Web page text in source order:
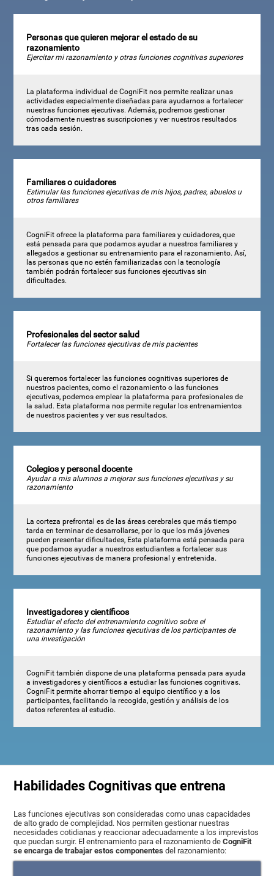
Personas que quieren mejorar el estado de su
razonamiento
Ejercitar mi razonamiento y otras funciones cognitivas superiores
La plataforma individual de CogniFit nos permite realizar unas
actividades especialmente diseñadas para ayudarnos a fortalecer
nuestras funciones ejecutivas. Además, podremos gestionar
cómodamente nuestras suscripciones y ver nuestros resultados
tras cada sesión.
Familiares o cuidadores
Estimular las funciones ejecutivas de mis hijos, padres, abuelos u
otros familiares
CogniFit ofrece la plataforma para familiares y cuidadores, que
está pensada para que podamos ayudar a nuestros familiares y
allegados a gestionar su entrenamiento para el razonamiento. Así,
las personas que no estén familiarizadas con la tecnología
también podrán fortalecer sus funciones ejecutivas sin
dificultades.
Profesionales del sector salud
Fortalecer las funciones ejecutivas de mis pacientes
Si queremos fortalecer las funciones cognitivas superiores de
nuestros pacientes, como el razonamiento o las funciones
ejecutivas, podemos emplear la plataforma para profesionales de
la salud. Esta plataforma nos permite regular los entrenamientos
de nuestros pacientes y ver sus resultados.
Colegios y personal docente
Ayudar a mis alumnos a mejorar sus funciones ejecutivas y su
razonamiento
La corteza prefrontal es de las áreas cerebrales que más tiempo
tarda en terminar de desarrollarse, por lo que los más jóvenes
pueden presentar dificultades, Esta plataforma está pensada para
que podamos ayudar a nuestros estudiantes a fortalecer sus
funciones ejecutivas de manera profesional y entretenida.
Investigadores y científicos
Estudiar el efecto del entrenamiento cognitivo sobre el
razonamiento y las funciones ejecutivas de los participantes de
una investigación
CogniFit también dispone de una plataforma pensada para ayuda
a investigadores y científicos a estudiar las funciones cognitivas.
CogniFit permite ahorrar tiempo al equipo científico y a los
participantes, facilitando la recogida, gestión y análisis de los
datos referentes al estudio.
Habilidades Cognitivas que entrena
Las funciones ejecutivas son consideradas como unas capacidades
de alto grado de complejidad. Nos permiten gestionar nuestras
necesidades cotidianas y reaccionar adecuadamente a los imprevistos
que puedan surgir. El entrenamiento para el razonamiento deCogniFit
se encarga de trabajar estos componentesdel razonamiento: